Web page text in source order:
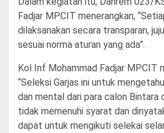
Fadjar MPCIT menerangkan,
dilaksanakan secara transparan,
sesuai norma aturan yang ada”.
Kol Inf Mohammad Fadjar MPCIT
“Seleksi Garjas ini untuk
dan mental dari para calon Bintara
tidak memenuhi syarat dan
dapat untuk mengikuti selekai